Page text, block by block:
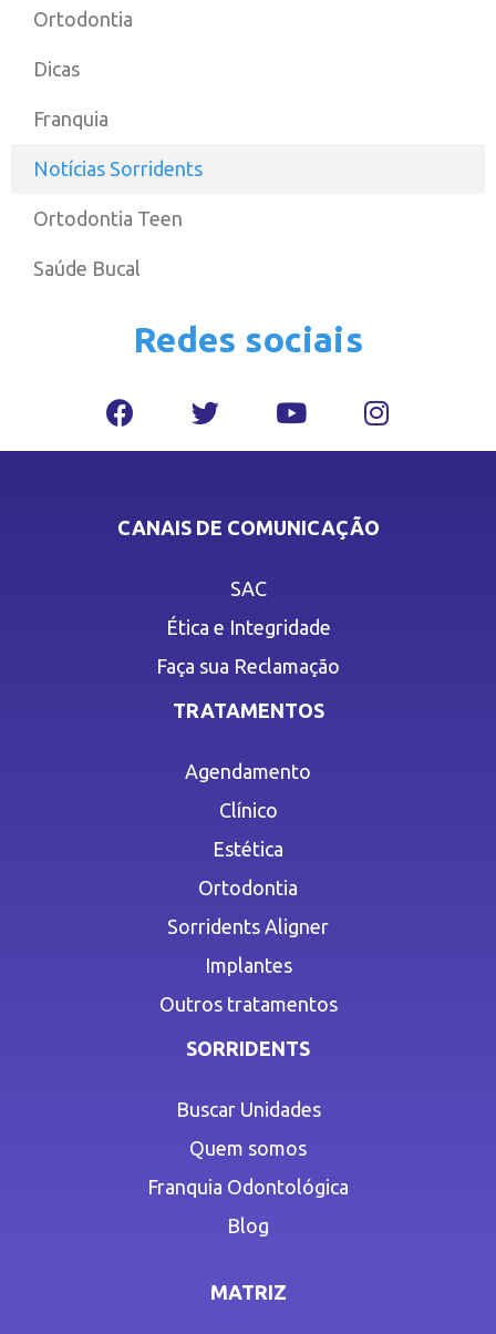
Ortodontia
Dicas
Franquia
Notícias Sorridents
Ortodontia Teen
Saúde Bucal
Redes sociais
CANAIS DE COMUNICAÇÃO
SAC
Ética e Integridade
Faça sua Reclamação
TRATAMENTOS
Agendamento
Clínico
Estética
Ortodontia
Sorridents Aligner
Implantes
Outros tratamentos
SORRIDENTS
Buscar Unidades
Quem somos
Franquia Odontológica
Blog
MATRIZ